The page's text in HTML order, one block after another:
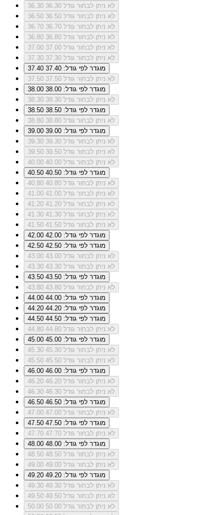
36.30
לא ניתן לבחור גודל 36.30
36.50
לא ניתן לבחור גודל 36.50
36.70
לא ניתן לבחור גודל 36.70
36.80
לא ניתן לבחור גודל 36.80
37.00
לא ניתן לבחור גודל 37.00
37.30
לא ניתן לבחור גודל 37.30
37.40
מוגדר לפי גודל: 37.40
37.50
לא ניתן לבחור גודל 37.50
38.00
מוגדר לפי גודל: 38.00
38.30
לא ניתן לבחור גודל 38.30
38.50
מוגדר לפי גודל: 38.50
38.80
לא ניתן לבחור גודל 38.80
39.00
מוגדר לפי גודל: 39.00
39.30
לא ניתן לבחור גודל 39.30
39.50
לא ניתן לבחור גודל 39.50
40.00
לא ניתן לבחור גודל 40.00
40.50
מוגדר לפי גודל: 40.50
40.80
לא ניתן לבחור גודל 40.80
41.00
לא ניתן לבחור גודל 41.00
41.20
לא ניתן לבחור גודל 41.20
41.30
לא ניתן לבחור גודל 41.30
41.50
לא ניתן לבחור גודל 41.50
42.00
מוגדר לפי גודל: 42.00
42.50
מוגדר לפי גודל: 42.50
43.00
לא ניתן לבחור גודל 43.00
43.30
לא ניתן לבחור גודל 43.30
43.50
מוגדר לפי גודל: 43.50
43.80
לא ניתן לבחור גודל 43.80
44.00
מוגדר לפי גודל: 44.00
44.20
מוגדר לפי גודל: 44.20
44.50
מוגדר לפי גודל: 44.50
44.80
לא ניתן לבחור גודל 44.80
45.00
מוגדר לפי גודל: 45.00
45.30
לא ניתן לבחור גודל 45.30
45.50
לא ניתן לבחור גודל 45.50
46.00
מוגדר לפי גודל: 46.00
46.20
לא ניתן לבחור גודל 46.20
46.30
לא ניתן לבחור גודל 46.30
46.50
מוגדר לפי גודל: 46.50
47.00
לא ניתן לבחור גודל 47.00
47.50
מוגדר לפי גודל: 47.50
47.70
לא ניתן לבחור גודל 47.70
48.00
מוגדר לפי גודל: 48.00
48.50
לא ניתן לבחור גודל 48.50
49.00
לא ניתן לבחור גודל 49.00
49.20
מוגדר לפי גודל: 49.20
49.30
לא ניתן לבחור גודל 49.30
49.50
לא ניתן לבחור גודל 49.50
50.00
לא ניתן לבחור גודל 50.00